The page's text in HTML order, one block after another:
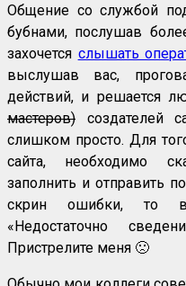
Общение со службой
бубнами, послушав
захочется слышать
выслушав вас,
действий, и решается
мастеров) создателей
слишком просто. Для
сайта, необходимо
заполнить и отправить
скрин ошибки, то
«Недостаточно
Пристрелите меня 🙁